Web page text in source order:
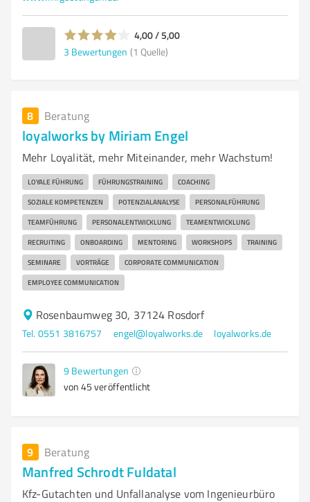
4,00 / 5,00
3 Bewertungen (1 Quelle)
8 Beratung
loyalworks by Miriam Engel
Mehr Loyalität, mehr Miteinander, mehr Wachstum!
LOYALE FÜHRUNG FÜHRUNGSTRAINING COACHING
SOZIALE KOMPETENZEN POTENZIALANALYSE PERSONALFÜHRUNG
TEAMFÜHRUNG PERSONALENTWICKLUNG TEAMENTWICKLUNG
RECRUITING ONBOARDING MENTORING WORKSHOPS TRAINING
SEMINARE VORTRÄGE CORPORATE COMMUNICATION
EMPLOYEE COMMUNICATION
Rosenbaumweg 30, 37124 Rosdorf
Tel. 0551 3816757 engel@loyalworks.de loyalworks.de
9 Bewertungen
von 45 veröffentlicht
9 Beratung
Manfred Schrodt Fuldatal
Kfz-Gutachten und Unfallanalyse vom Ingenieurbüro